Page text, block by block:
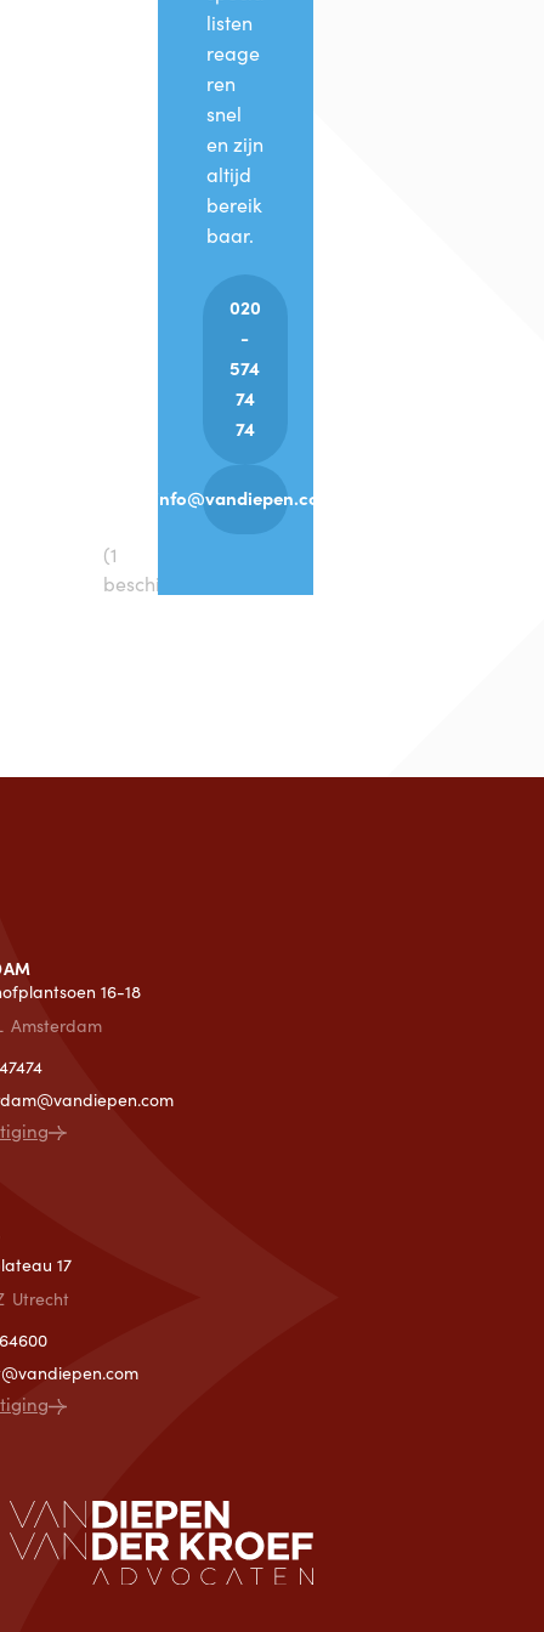
(1
beschikbaar)
listen
reage
ren
snel
en zijn
altijd
bereik
baar.
020
-
574
74
74
info@vandiepen.com
16-18
Amsterdam
17
Utrecht